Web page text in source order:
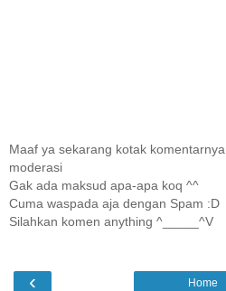
Maaf ya sekarang kotak
moderasi
Gak ada maksud apa-apa koq ^^
Cuma waspada aja dengan Spam :D
Silahkan komen anything ^_____^V
‹ Home